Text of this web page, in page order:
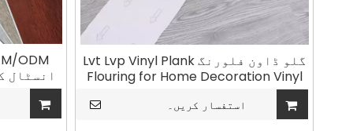
گلو ڈاون فلورنگ Lvt Lvp Vinyl Plank
Flouring for Home Decoration Vinyl
استفسار کریں۔
انسٹال